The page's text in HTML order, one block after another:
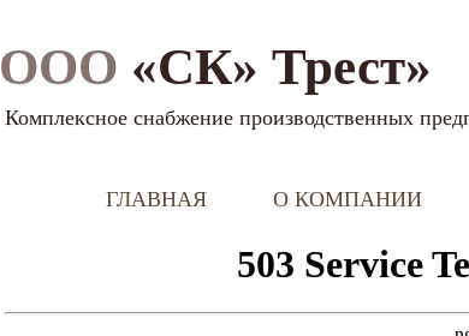
ООО «СК» Трест»
Комплексное снабжение производственных
ГЛАВНАЯ О КОМПАНИИ